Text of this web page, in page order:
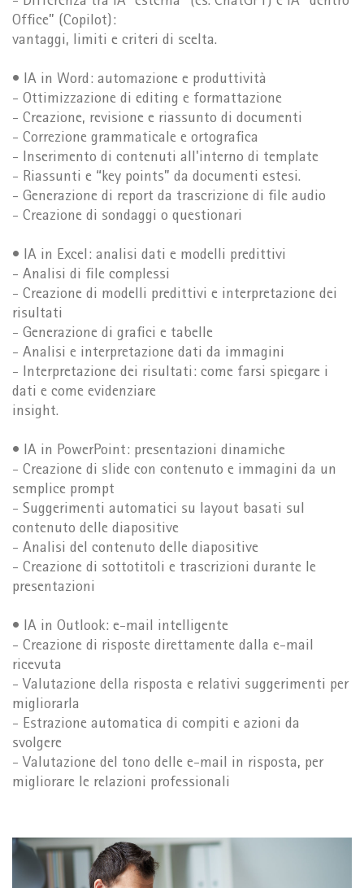
Office” (Copilot):
vantaggi, limiti e criteri di scelta.
• IA in Word: automazione e produttività
- Ottimizzazione di editing e formattazione
- Creazione, revisione e riassunto di documenti
- Correzione grammaticale e ortografica
- Inserimento di contenuti all'interno di template
- Riassunti e “key points” da documenti estesi.
- Generazione di report da trascrizione di file audio
- Creazione di sondaggi o questionari
• IA in Excel: analisi dati e modelli predittivi
- Analisi di file complessi
- Creazione di modelli predittivi e interpretazione dei
risultati
- Generazione di grafici e tabelle
- Analisi e interpretazione dati da immagini
- Interpretazione dei risultati: come farsi spiegare i
dati e come evidenziare
insight.
• IA in PowerPoint: presentazioni dinamiche
- Creazione di slide con contenuto e immagini da un
semplice prompt
- Suggerimenti automatici su layout basati sul
contenuto delle diapositive
- Analisi del contenuto delle diapositive
- Creazione di sottotitoli e trascrizioni durante le
presentazioni
• IA in Outlook: e-mail intelligente
- Creazione di risposte direttamente dalla e-mail
ricevuta
- Valutazione della risposta e relativi suggerimenti per
migliorarla
- Estrazione automatica di compiti e azioni da
svolgere
- Valutazione del tono delle e-mail in risposta, per
migliorare le relazioni professionali